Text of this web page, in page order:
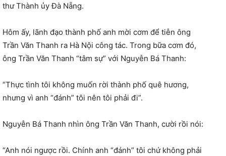
thư Thành ủy Đà Nẵng.
Hôm ấy, lãnh đạo thành phố anh mời cơm để tiễn ông
Trần Văn Thanh ra Hà Nội công tác. Trong bữa cơm đó,
ông Trần Văn Thanh “tâm sự” với Nguyễn Bá Thanh:
“Thực tình tôi không muốn rời thành phố quê hương,
nhưng vì anh “đánh” tôi nên tôi phải đi”.
Nguyễn Bá Thanh nhìn ông Trần Văn Thanh, cười rồi nói:
“Anh nói ngược rồi. Chính anh “đánh” tôi chứ không phải